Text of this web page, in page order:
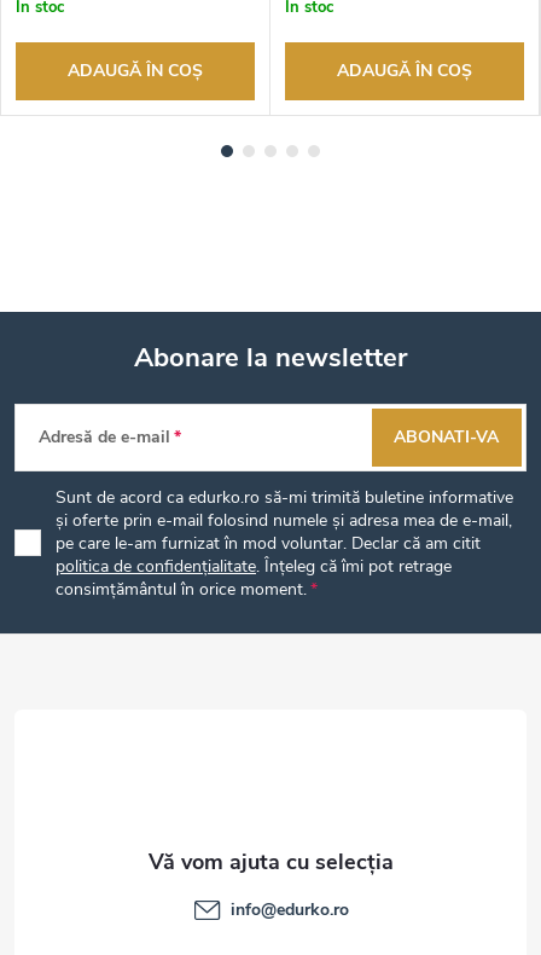
În stoc
ADAUGĂ ÎN COŞ
În stoc
ADAUGĂ ÎN COŞ
S
u
b
o
Abonare la newsletter
Adresă de e-mail
Sunt de acord ca edurko.ro să-mi trimită buletine informative
și oferte prin e-mail folosind numele și adresa mea de e-mail,
pe care le-am furnizat în mod voluntar. Declar că am citit
politica de confidențialitate. Înțeleg că îmi pot retrage
consimțământul în orice moment.
ABONATI-VA
info@edurko.ro